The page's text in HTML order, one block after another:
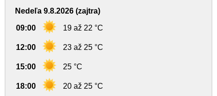
Nedeľa 9.8.2026 (zajtra)
09:00 19 až 22 °C
12:00 23 až 25 °C
15:00 25 °C
18:00 20 až 25 °C